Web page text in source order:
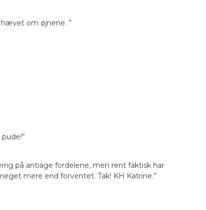
om øjnene. ”
på antiage fordelene, men rent faktisk har
mere end forventet. Tak! KH Katrine.”